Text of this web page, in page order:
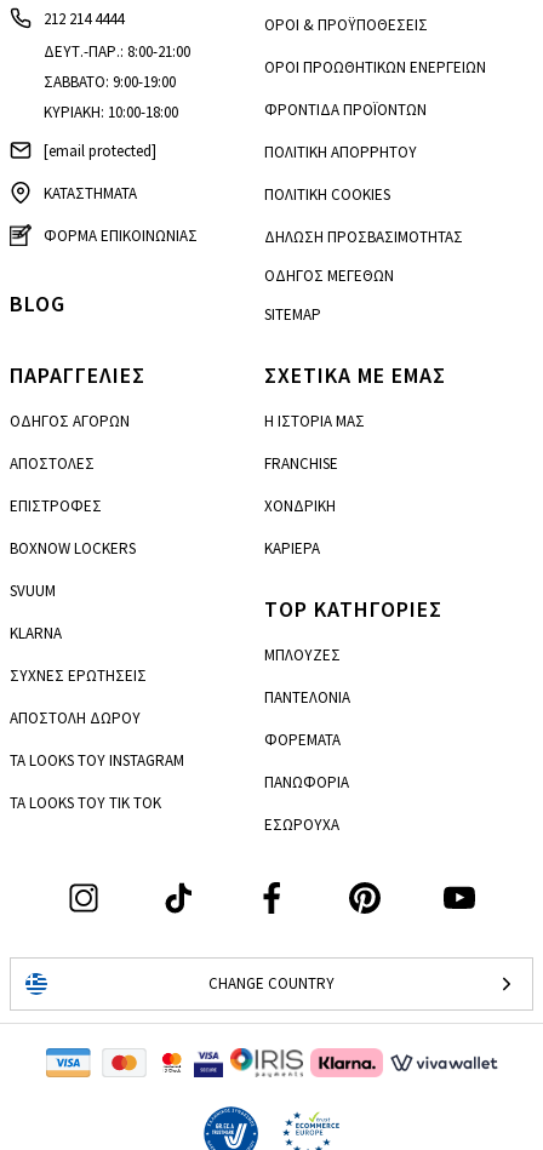
212 214 4444
ΔΕΥΤ.-ΠΑΡ.: 8:00-21:00
ΣΑΒΒΑΤΟ: 9:00-19:00
ΚΥΡΙΑΚΗ: 10:00-18:00
[email protected]
ΚΑΤΑΣΤΗΜΑΤΑ
ΦΟΡΜΑ ΕΠΙΚΟΙΝΩΝΙΑΣ
ΠΑΡΑΓΓΕΛΙΕΣ
ΟΔΗΓΟΣ ΑΓΟΡΩΝ
ΑΠΟΣΤΟΛΕΣ
ΕΠΙΣΤΡΟΦΕΣ
BOXNOW LOCKERS
SVUUM
KLARNA
ΣΥΧΝΕΣ ΕΡΩΤΗΣΕΙΣ
ΑΠΟΣΤΟΛΗ ΔΩΡΟΥ
ΤΑ LOOKS ΤΟΥ INSTAGRAM
ΤΑ LOOKS ΤΟΥ TIK TOK
ΟΡΟΙ & ΠΡΟΫΠΟΘΕΣΕΙΣ
ΟΡΟΙ ΠΡΟΩΘΗΤΙΚΩΝ ΕΝΕΡΓΕΙΩΝ
ΦΡΟΝΤΙΔΑ ΠΡΟΪΟΝΤΩΝ
ΠΟΛΙΤΙΚΗ ΑΠΟΡΡΗΤΟΥ
ΠΟΛΙΤΙΚΗ COOKIES
ΔΗΛΩΣΗ ΠΡΟΣΒΑΣΙΜΟΤΗΤΑΣ
ΟΔΗΓΟΣ ΜΕΓΕΘΩΝ
SITEMAP
ΣΧΕΤΙΚΑ ΜΕ ΕΜΑΣ
Η ΙΣΤΟΡΙΑ ΜΑΣ
FRANCHISE
ΧΟΝΔΡΙΚΗ
ΚΑΡΙΕΡΑ
CHANGE COUNTRY
TOP ΚΑΤΗΓΟΡΙΕΣ
ΜΠΛΟΥΖΕΣ
ΠΑΝΤΕΛΟΝΙΑ
ΦΟΡΕΜΑΤΑ
ΠΑΝΩΦΟΡΙΑ
ΕΣΩΡΟΥΧΑ
BLOG